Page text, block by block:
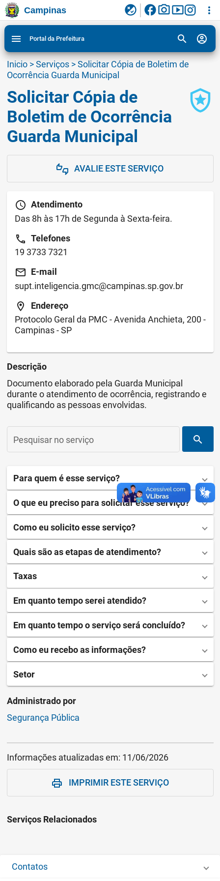
Ir para conteudo
Ir para menu do site da Prefeitura de Campinas
Ligar/Desligar contraste visual de tela para
acessibilidade
3
Campinas flaky facebookphoto_camerasmart_display more_vert
menu Portal da Prefeitura search account_circle
Inicio>Serviços>Solicitar Cópia de Boletim de
Ocorrência Guarda Municipal
local_police
Solicitar Cópia de
Boletim de Ocorrência
Guarda Municipal
thumbs_up_down AVALIE ESTE SERVIÇO
schedule Atendimento
Das 8h às 17h de Segunda à Sexta-feira.
call Telefones
19 3733 7321
email E-mail
supt.inteligencia.gmc@campinas.sp.gov.br
location_on
Endereço
Protocolo Geral da PMC - Avenida Anchieta, 200 -
Campinas - SP
Descrição
Documento elaborado pela Guarda Municipal
durante o atendimento de ocorrência, registrando e
qualificando as pessoas envolvidas.
Pesquisar no serviço search
Para quem é esse serviço?
O que eu preciso para solicitar esse serviço?
Como eu solicito esse serviço?
Quais são as etapas de atendimento?
Taxas
Em quanto tempo serei atendido?
Em quanto tempo o serviço será concluído?
Como eu recebo as informações?
Setor
Administrado por
Segurança Pública
Informações atualizadas em: 11/06/2026
print IMPRIMIR ESTE SERVIÇO
Serviços Relacionados
Contatos